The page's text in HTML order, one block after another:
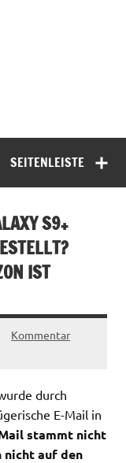
SEITENLEISTE
S9+
IST
Kommentar
durch
E-Mail in
stammt nicht
nicht auf den